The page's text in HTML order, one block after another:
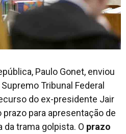
Paulo Gonet, enviou
Tribunal Federal
do ex-presidente Jair
prazo para apresentação de
trama golpista. O prazo